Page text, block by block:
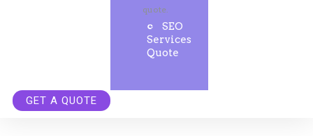
quote.
SEO
Services
Quote
GET A QUOTE